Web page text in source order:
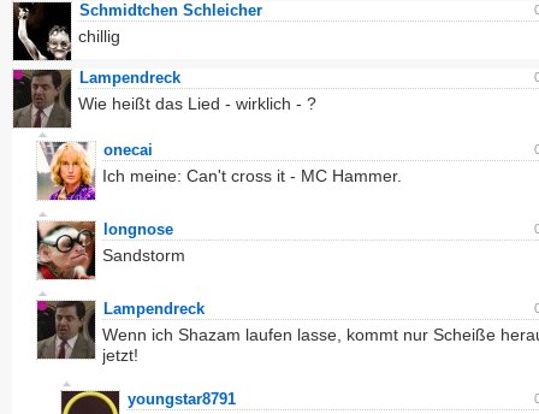
Schmidtchen Schleicher
chillig
Lampendreck
Wie heißt das Lied - wirklich - ?
onecai
Ich meine: Can't cross it - MC Hammer.
longnose
Sandstorm
Lampendreck
Wenn ich Shazam laufen lasse, kommt nur Scheiße
jetzt!
youngstar8791